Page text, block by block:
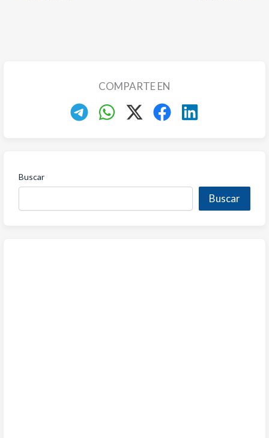
COMPARTE EN
Buscar
Buscar